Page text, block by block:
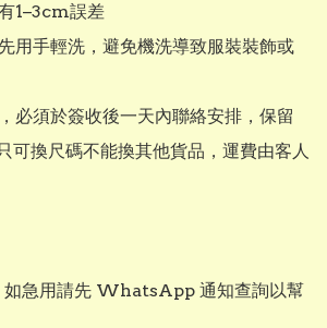
1–3cm誤差
用手輕洗，避免機洗導致服裝裝飾或
必須於簽收後一天內聯絡安排，保留
可換尺碼不能換其他貨品，運費由客人
如急用請先 WhatsApp 通知查詢以幫